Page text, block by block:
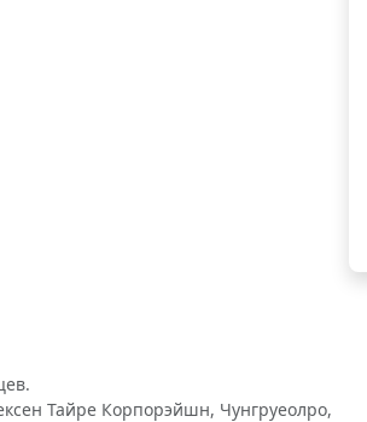
Тайре Корпорэйшн, Чунгруеолро,